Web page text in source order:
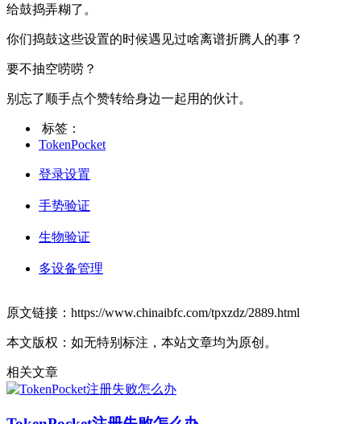
给鼓捣弄糊了。
你们捣鼓这些设置的时候遇见过啥离谱折腾人的事？
要不抽空唠唠？
别忘了顺手点个赞转给身边一起用的伙计。
标签：
TokenPocket
登录设置
手势验证
生物验证
多设备管理
原文链接：https://www.chinaibfc.com/tpxzdz/2889.html
本文版权：如无特别标注，本站文章均为原创。
相关文章